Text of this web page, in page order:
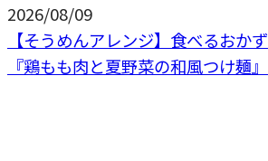
2026/08/09
【そうめんアレンジ】食べるおか
『鶏もも肉と夏野菜の和風つけ麺』